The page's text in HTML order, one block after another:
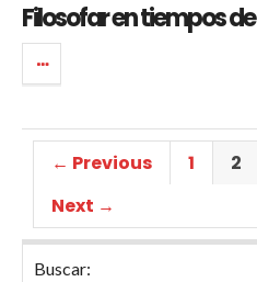
Filosofar en tiempos
← Previous 1 2
Next →
Buscar: